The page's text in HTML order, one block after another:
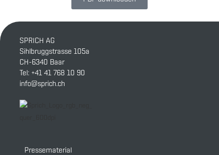
SPRICH AG
Sihlbruggstrasse 105a
CH-6340 Baar
Tel: +41 41 768 10 90
info@sprich.ch
Pressematerial